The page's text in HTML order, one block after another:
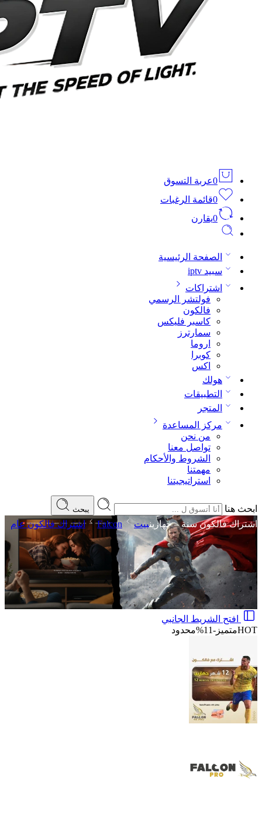
0عربة التسوق
0قائمة الرغبات
0يقارن
الصفحة الرئيسية
سبيد iptv
اشتراكات
فولتشر الرسمي
فالكون
كاسبر فليكس
سمارترز
اروما
كوبرا
اكس
هولك
التطبيقات
المتجر
مركز المساعدة
من نحن
تواصل معنا
الشروط والأحكام
مهمتنا
استراتيجيتنا
ابحث هنا يبحث
اشتراك فالكون سنة – جهازينبيت Falcon اشتراك فالكون عام
افتح الشريط الجانبي
HOTمتميز -11% محدود